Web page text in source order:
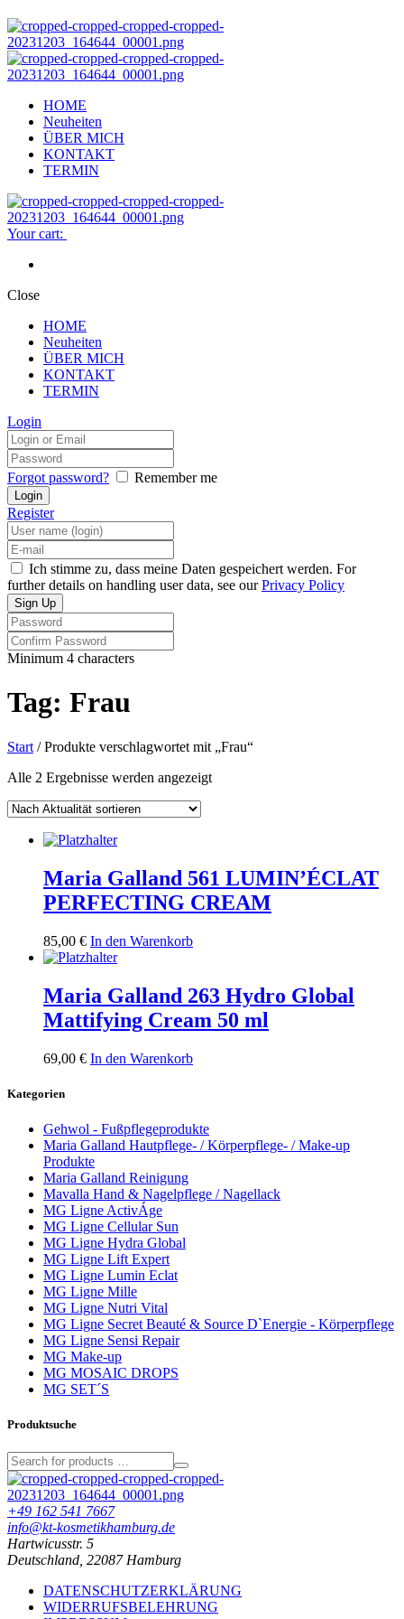
HOME
Neuheiten
ÜBER MICH
KONTAKT
TERMIN
Your cart:
Close
HOME
Neuheiten
ÜBER MICH
KONTAKT
TERMIN
Login
Forgot password? Remember me
Register
Ich stimme zu, dass meine Daten gespeichert werden. For
further details on handling user data, see ourPrivacy Policy
Minimum 4 characters
Tag: Frau
Start / Produkte verschlagwortet mit „Frau“
Alle 2 Ergebnisse werden angezeigtNach
Maria Galland 561 LUMIN’ÉCLAT
PERFECTING CREAM
85,00 € In den Warenkorb
Maria Galland 263 Hydro Global
Mattifying Cream 50 ml
69,00 € In den Warenkorb
Kategorien
Gehwol - Fußpflegeprodukte
Maria Galland Hautpflege- / Körperpflege- / Make-up
Produkte
Maria Galland Reinigung
Mavalla Hand & Nagelpflege / Nagellack
MG Ligne ActivÁge
MG Ligne Cellular Sun
MG Ligne Hydra Global
MG Ligne Lift Expert
MG Ligne Lumin Eclat
MG Ligne Mille
MG Ligne Nutri Vital
MG Ligne Secret Beauté & Source D`Energie - Körperpflege
MG Ligne Sensi Repair
MG Make-up
MG MOSAIC DROPS
MG SET´S
Produktsuche
+49 162 541 7667
info@kt-kosmetikhamburg.de
Hartwicusstr. 5
Deutschland, 22087 Hamburg
DATENSCHUTZERKLÄRUNG
WIDERRUFSBELEHRUNG